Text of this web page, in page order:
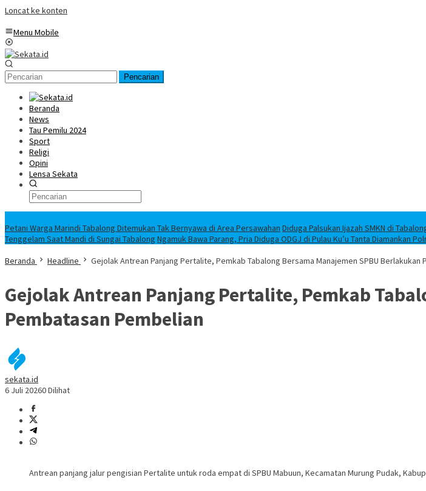
Loncat ke konten
Menu Mobile
Pencarian
Beranda
News
Tau Pemilu 2024
Sport
Religi
Opini
Lensa Sekata
Petani Warga Marindi Tabalong Ditemukan Tak Bernyawa di Area Persawahan Diduga Palsukan Ijazah SMKN di
Tenggelam Saat Mandi di Sungai Tabalong Ngamuk Bawa Parang, Pria Diduga ODGJ di Pulau Ku’u Tanta Diamankan
Beranda
Headline Gejolak Antrean Panjang Pertalite, Pemkab Tabalong Bersama Manajemen SPBU Berlakukan
Gejolak Antrean Panjang Pertalite, Pemkab
Pembatasan Pembelian
sekata.id
6 Juli 20260 Dilihat
Antrean panjang jalur pengisian Pertalite untuk roda empat di SPBU Mabuun, Kecamatan Murung Pudak,